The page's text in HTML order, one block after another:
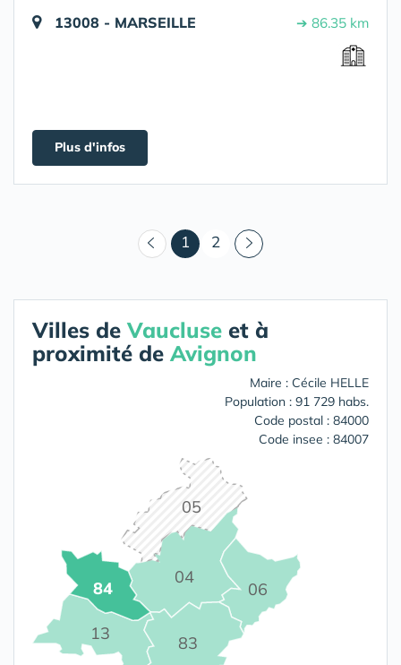
13008 - MARSEILLE ➔ 86.35 km
Plus d'infos
1 (courant)
2
Villes deVaucluse et à
proximité de Avignon
Maire : Cécile HELLE
Population : 91 729 habs.
Code postal : 84000
Code insee : 84007
04
05
06
13 83
84